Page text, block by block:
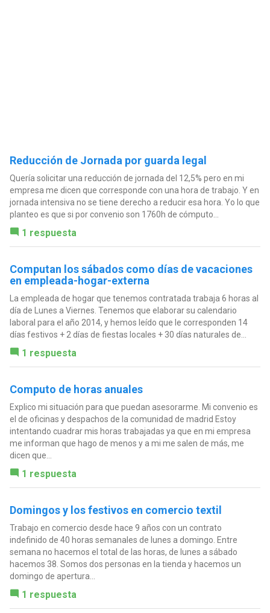
Reducción de Jornada por guarda legal
Quería solicitar una reducción de jornada del 12,5% pero en mi
empresa me dicen que corresponde con una hora de trabajo. Y en
jornada intensiva no se tiene derecho a reducir esa hora. Yo lo que
planteo es que si por convenio son 1760h de cómputo...
1 respuesta
Computan los sábados como días de vacaciones
en empleada-hogar-externa
La empleada de hogar que tenemos contratada trabaja 6 horas al
día de Lunes a Viernes. Tenemos que elaborar su calendario
laboral para el año 2014, y hemos leído que le corresponden 14
días festivos + 2 días de fiestas locales + 30 días naturales de...
1 respuesta
Computo de horas anuales
Explico mi situación para que puedan asesorarme. Mi convenio es
el de oficinas y despachos de la comunidad de madrid Estoy
intentando cuadrar mis horas trabajadas ya que en mi empresa
me informan que hago de menos y a mi me salen de más, me
dicen que...
1 respuesta
Domingos y los festivos en comercio textil
Trabajo en comercio desde hace 9 años con un contrato
indefinido de 40 horas semanales de lunes a domingo. Entre
semana no hacemos el total de las horas, de lunes a sábado
hacemos 38. Somos dos personas en la tienda y hacemos un
domingo de apertura...
1 respuesta